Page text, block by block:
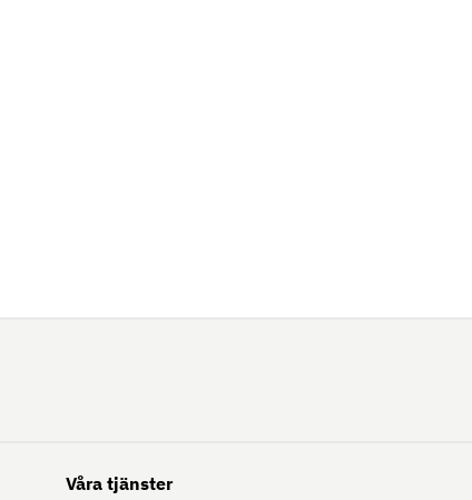
Våra tjänster